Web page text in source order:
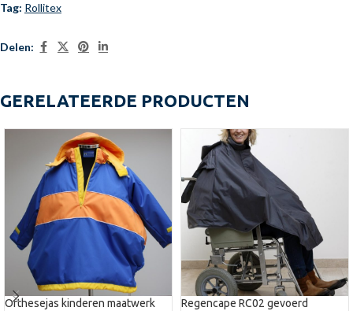
Tag: Rollitex
Delen:
GERELATEERDE PRODUCTEN
Orthesejas kinderen maatwerk Regencape RC02 gevoerd